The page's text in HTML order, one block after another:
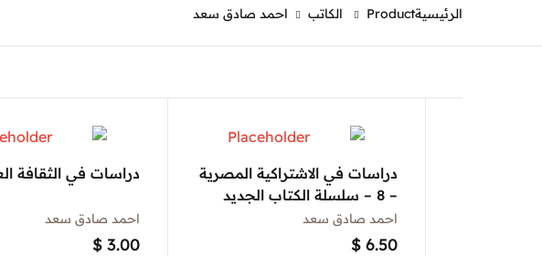
الرئيسيةProduct الكاتب احمد صادق سعد
دراسات في الاشتراكية المصرية
– 8 – سلسلة الكتاب الجديد
احمد صادق سعد
$ 6.50
دراسات في الثقافة
احمد صادق سعد
$3.00